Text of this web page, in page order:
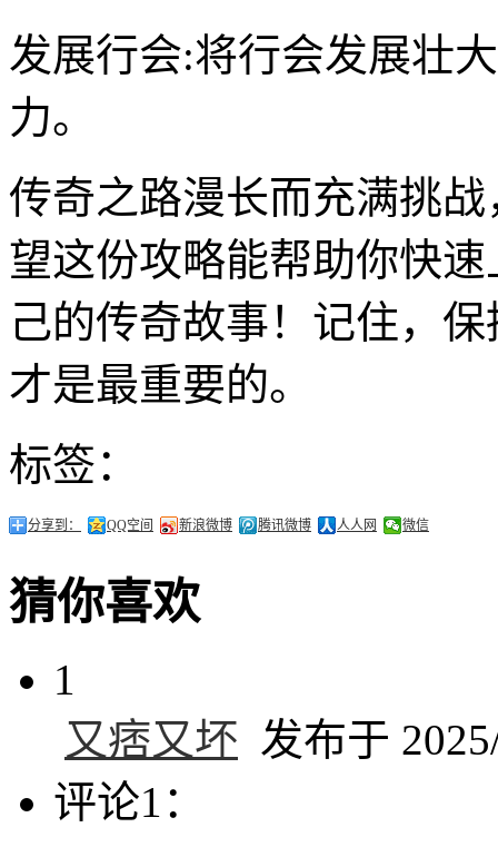
发展行会:将行会发展壮
力。
传奇之路漫长而充满挑
望这份攻略能帮助你快
己的传奇故事！记住，
才是最重要的。
标签：
分享到： QQ空间 新浪微博 腾讯微博 人人网 微信
猜你喜欢
1
又痞又坏 发布于
评论1：